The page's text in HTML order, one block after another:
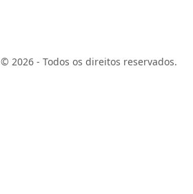
© 2026 - Todos os direitos reservados.